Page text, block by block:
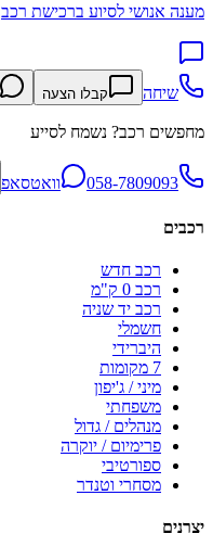
מענה אנושי לסיוע ברכישת רכב
שיחה קבלו הצעה
מחפשים רכב? נשמח לסייע
058-7809093 וואטסאפ
רכבים
רכב חדש
רכב 0 ק"מ
רכב יד שניה
חשמלי
היברידי
7 מקומות
מיני / ג'יפון
משפחתי
מנהלים / גדול
פרימיום / יוקרה
ספורטיבי
מסחרי וטנדר
יצרנים